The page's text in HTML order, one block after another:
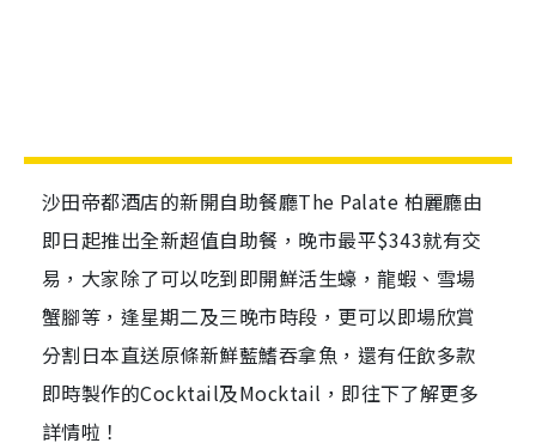
沙田帝都酒店的新開自助餐廳The Palate 柏麗廳由
即日起推出全新超值自助餐，晚市最平$343就有交
易，大家除了可以吃到即開鮮活⽣蠔，⿓蝦、雪場
蟹腳等，逢星期二及三晚市時段，更可以即場欣賞
分割日本直送原條新鮮藍鰭吞拿魚，還有任飲多款
即時製作的Cocktail及Mocktail，即往下了解更多
詳情啦！